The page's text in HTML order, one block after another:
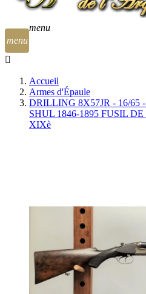
menu
menu
Accueil
Armes d'Épaule
DRILLING 8X57JR - 16/65
SHUL 1846-1895 FUSIL
XIXè